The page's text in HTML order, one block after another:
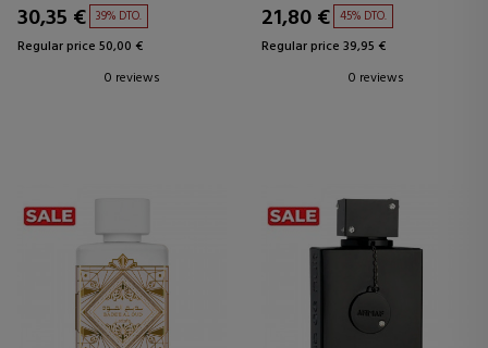
30,35 € 39% DTO.
Regular price 50,00 €
0 reviews
21,80 € 45% DTO.
Regular price 39,95 €
0 reviews